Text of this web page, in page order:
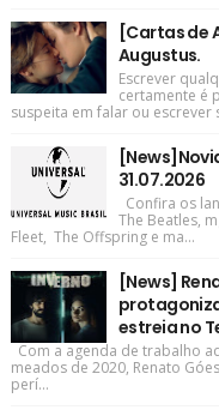
[Cartas de
Augustus.
Escrever
certamente é
suspeita em falar ou escrever
31.07.2026
Confira os
The Beatles,
Fleet, The Offspring e ma...
[News]
estreia no
Com a agenda de trabalho
meados de 2020, Renato
perí...